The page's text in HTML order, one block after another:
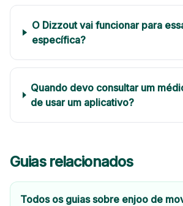
O Dizzout vai funcionar para
específica?
Quando devo consultar um
de usar um aplicativo?
Guias relacionados
Todos os guias sobre enjoo de